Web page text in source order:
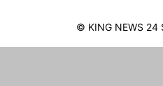
© KING NEWS 24